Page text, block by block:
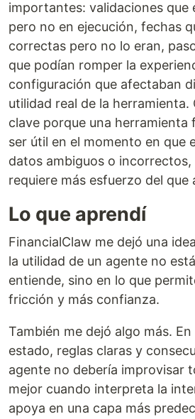
importantes: validaciones que
pero no en ejecución, fechas
correctas pero no lo eran,
que podían romper la
configuración que afectaban
utilidad real de la herramienta.
clave porque una herramienta
ser útil en el momento en que
datos ambiguos o incorrectos,
requiere más esfuerzo del que
Lo que aprendí
FinancialClaw me dejó una
la utilidad de un agente no
entiende, sino en lo que
fricción y más confianza.
También me dejó algo más.
estado, reglas claras y
agente no debería improvisar
mejor cuando interpreta la
apoya en una capa más